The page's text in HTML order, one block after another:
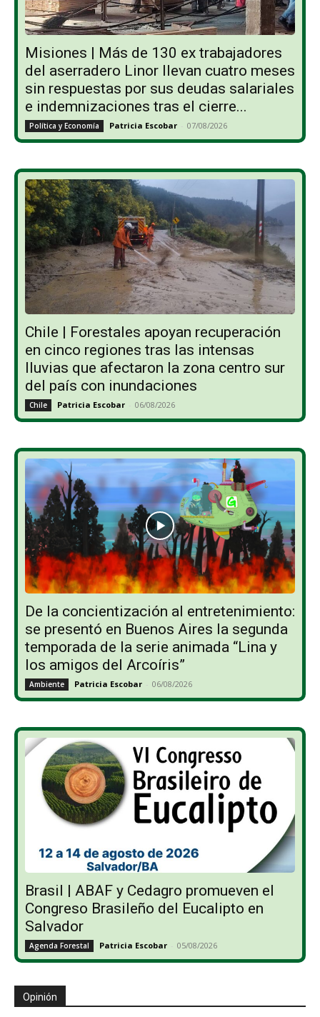
Misiones | Más de 130 ex trabajadores
del aserradero Linor llevan cuatro meses
sin respuestas por sus deudas salariales
e indemnizaciones tras el cierre...
Política y Economía Patricia Escobar - 07/08/2026
Chile | Forestales apoyan recuperación
en cinco regiones tras las intensas
lluvias que afectaron la zona centro sur
del país con inundaciones
Chile Patricia Escobar - 06/08/2026
De la concientización al entretenimiento:
se presentó en Buenos Aires la segunda
temporada de la serie animada “Lina y
los amigos del Arcoíris”
Ambiente Patricia Escobar - 06/08/2026
Brasil | ABAF y Cedagro promueven el
Congreso Brasileño del Eucalipto en
Salvador
Agenda Forestal Patricia Escobar - 05/08/2026
Opinión